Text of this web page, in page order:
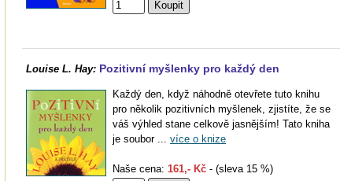
Louise L. Hay: Pozitivní myšlenky pro každý den
Každý den, když náhodně otevřete tuto knihu
pro několik pozitivních myšlenek, zjistíte, že se
váš výhled stane celkově jasnějším! Tato kniha
je soubor ... více o knize
Naše cena: 161,- Kč - (sleva 15 %)